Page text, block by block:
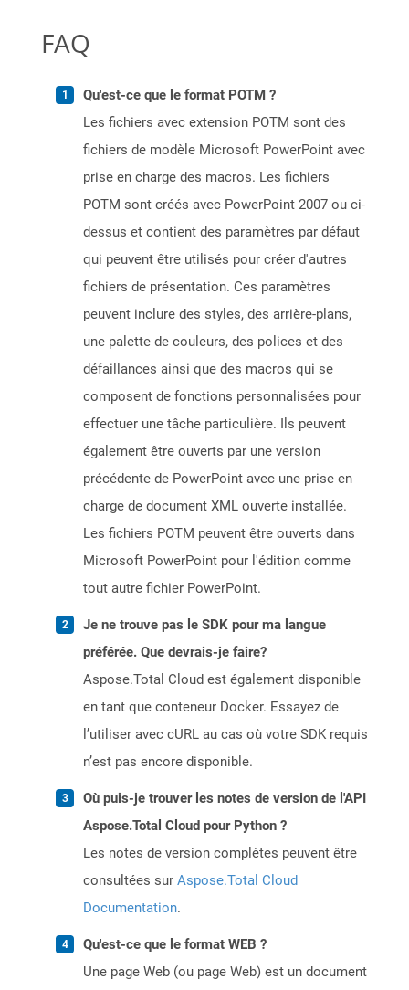
FAQ
Qu'est-ce que le format POTM ?
Les fichiers avec extension POTM sont des
fichiers de modèle Microsoft PowerPoint avec
prise en charge des macros. Les fichiers
POTM sont créés avec PowerPoint 2007 ou ci-
dessus et contient des paramètres par défaut
qui peuvent être utilisés pour créer d'autres
fichiers de présentation. Ces paramètres
peuvent inclure des styles, des arrière-plans,
une palette de couleurs, des polices et des
défaillances ainsi que des macros qui se
composent de fonctions personnalisées pour
effectuer une tâche particulière. Ils peuvent
également être ouverts par une version
précédente de PowerPoint avec une prise en
charge de document XML ouverte installée.
Les fichiers POTM peuvent être ouverts dans
Microsoft PowerPoint pour l'édition comme
tout autre fichier PowerPoint.
Je ne trouve pas le SDK pour ma langue
préférée. Que devrais-je faire?
Aspose.Total Cloud est également disponible
en tant que conteneur Docker. Essayez de
l’utiliser avec cURL au cas où votre SDK requis
n’est pas encore disponible.
Où puis-je trouver les notes de version de l'API
Aspose.Total Cloud pour Python ?
Les notes de version complètes peuvent être
consultées sur Aspose.Total Cloud
Documentation.
Qu'est-ce que le format WEB ?
Une page Web (ou page Web) est un document